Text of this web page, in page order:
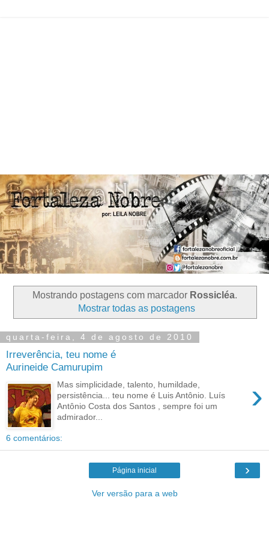
Mostrando postagens com marcador Rossicléa.
Mostrar todas as postagens
quarta-feira, 4 de agosto de 2010
Irreverência, teu nome é
Aurineide Camurupim
›
Mas simplicidade, talento, humildade,
persistência... teu nome é Luis Antônio. Luís
Antônio Costa dos Santos , sempre foi um
admirador...
6 comentários:
›
Página inicial
Ver versão para a web